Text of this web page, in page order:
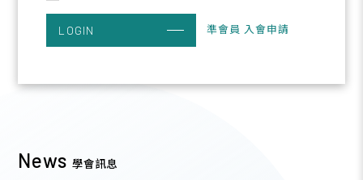
News學會訊息
LOGIN 準會員 入會申請